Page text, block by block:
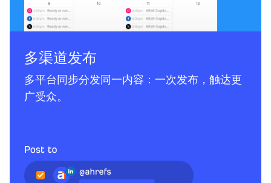
多渠道发布
多平台同步分发同一内容：一次发布，触达更
广受众。